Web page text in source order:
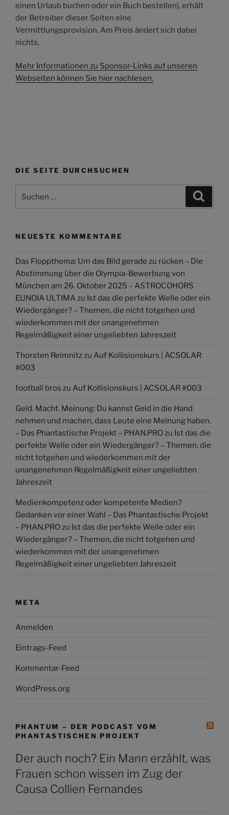
einen Urlaub buchen oder ein Buch bestellen), erhält
der Betreiber dieser Seiten eine
Vermittlungsprovision. Am Preis ändert sich dabei
nichts.
Mehr Informationen zu Sponsor-Links auf unseren
Webseiten können Sie hier nachlesen.
DIE SEITE DURCHSUCHEN
nach:
NEUESTE KOMMENTARE
Das Floppthema: Um das Bild gerade zu rücken – Die
Abstimmung über die Olympia-Bewerbung von
München am 26. Oktober 2025 – ASTROCOHORS
EUNOIA ULTIMA zu Ist das die perfekte Welle oder ein
Wiedergänger? – Themen, die nicht totgehen und
wiederkommen mit der unangenehmen
Regelmäßigkeit einer ungeliebten Jahreszeit
Thorsten Reimnitzzu Auf Kollisionskurs | ACSOLAR
#003
football bros zu Auf Kollisionskurs | ACSOLAR #003
Geld. Macht. Meinung: Du kannst Geld in die Hand
nehmen und machen, dass Leute eine Meinung haben.
– Das Phantastische Projekt – PHAN.PROzu Ist das die
perfekte Welle oder ein Wiedergänger? – Themen, die
nicht totgehen und wiederkommen mit der
unangenehmen Regelmäßigkeit einer ungeliebten
Jahreszeit
Medienkompetenz oder kompetente Medien?
Gedanken vor einer Wahl – Das Phantastische Projekt
– PHAN.PROzu Ist das die perfekte Welle oder ein
Wiedergänger? – Themen, die nicht totgehen und
wiederkommen mit der unangenehmen
Regelmäßigkeit einer ungeliebten Jahreszeit
META
Anmelden
Eintrags-Feed
Kommentar-Feed
WordPress.org
PHANTUM – DER PODCAST VOM
PHANTASTISCHEN PROJEKT
Der auch noch? Ein Mann erzählt, was
Frauen schon wissen im Zug der
Causa Collien Fernandes